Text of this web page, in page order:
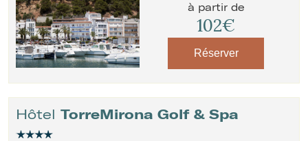
à partir de
102€
Réserver
Hôtel TorreMirona Golf & Spa